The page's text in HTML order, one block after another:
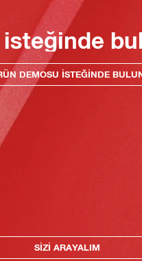
DEMOSU ISTEĞINDE
SIZI ARAYALIM